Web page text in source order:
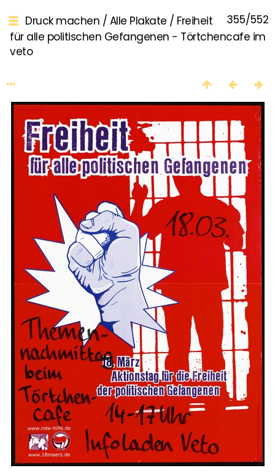
355/552
Druck machen / Alle Plakate / Freiheit
für alle politischen Gefangenen - Törtchencafe im
veto